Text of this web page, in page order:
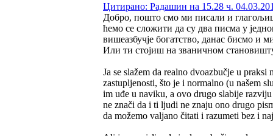
Цитирано: Радашин на 15.28 ч.
Добро, пошто смо ми писали и
ћемо се сложити да су два писма у
вишеазбучје богатство, данас бисмо и
Или ти стојиш на званичном
Ja se slažem da realno dvoazbučje u
zastupljenosti, što je i normalno (u našem
im uđe u naviku, a ovo drugo slabije
ne znači da i ti ljudi ne znaju ono drugo
da možemo valjano čitati i razumeti bez i